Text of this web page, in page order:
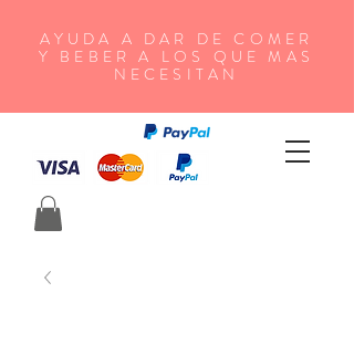
AYUDA A DAR DE COMER
Y BEBER A LOS QUE MAS
NECESITAN